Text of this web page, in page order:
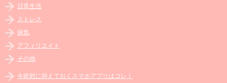
日常生活
ストレス
病気
アフィリエイト
その他
今絶対に抑えておくスマホアプリはコレ！